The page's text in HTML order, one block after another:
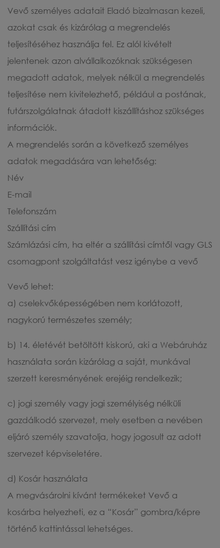
Vevő személyes adatait Eladó bizalmasan kezeli,
azokat csak és kizárólag a megrendelés
teljesítéséhez használja fel. Ez alól kivételt
jelentenek azon alvállalkozóknak szükségesen
megadott adatok, melyek nélkül a megrendelés
teljesítése nem kivitelezhető, például a postának,
futárszolgálatnak átadott kiszállításhoz szükséges
információk.
A megrendelés során a következő személyes
adatok megadására van lehetőség:
Név
E-mail
Telefonszám
Szállítási cím
Számlázási cím, ha eltér a szállítási címtől vagy GLS
csomagpont szolgáltatást vesz igénybe a vevő
Vevő lehet:
a) cselekvőképességében nem korlátozott,
nagykorú természetes személy;
b) 14. életévét betöltött kiskorú, aki a Webáruház
használata során kizárólag a saját, munkával
szerzett keresményének erejéig rendelkezik;
c) jogi személy vagy jogi személyiség nélküli
gazdálkodó szervezet, mely esetben a nevében
eljáró személy szavatolja, hogy jogosult az adott
szervezet képviseletére.
d) Kosár használata
A megvásárolni kívánt termékeket Vevő a
kosárba helyezheti, ez a “Kosár” gombra/képre
történő kattintással lehetséges.